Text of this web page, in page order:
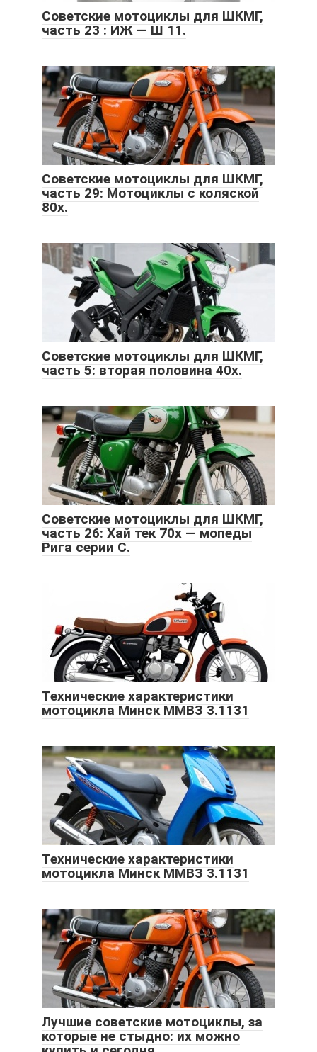
Советские мотоциклы для ШКМГ,
часть 23 : ИЖ — Ш 11.
Советские мотоциклы для ШКМГ,
часть 29: Мотоциклы с коляской
80х.
Советские мотоциклы для ШКМГ,
часть 5: вторая половина 40х.
Советские мотоциклы для ШКМГ,
часть 26: Хай тек 70х — мопеды
Рига серии С.
Технические характеристики
мотоцикла Минск ММВЗ 3.1131
Технические характеристики
мотоцикла Минск ММВЗ 3.1131
Лучшие советские мотоциклы, за
которые не стыдно: их можно